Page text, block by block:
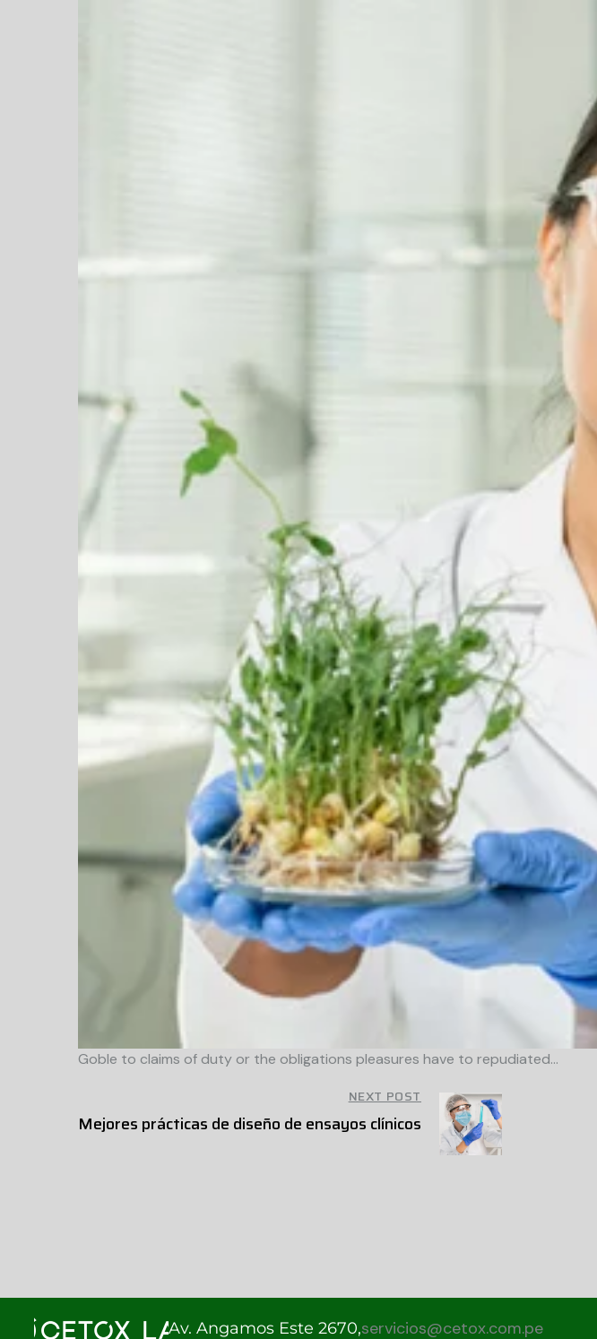
Goble to claims of duty or the obligations pleasures have to repudiated…
NEXT POST
Mejores prácticas de diseño de ensayos clínicos
Av. Angamos Este 2670,servicios@cetox.com.pe